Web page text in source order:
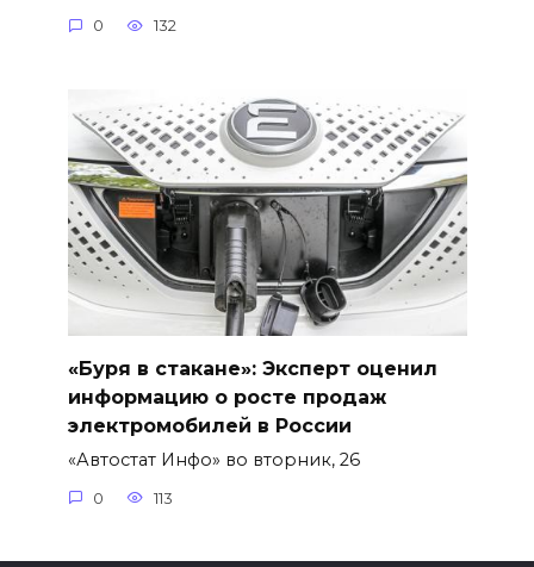
0 132
«Буря в стакане»: Эксперт оценил
информацию о росте продаж
электромобилей в России
«Автостат Инфо» во вторник, 26
0 113